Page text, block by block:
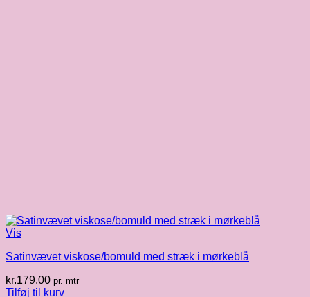
Vis
Satinvævet viskose/bomuld med stræk i mørkeblå
kr.179.00 pr. mtr
Tilføj til kurv